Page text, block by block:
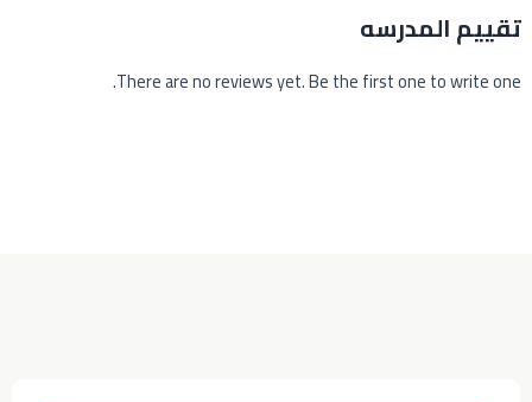
تقييم المدرسه
There are no reviews yet. Be the first one to write one.